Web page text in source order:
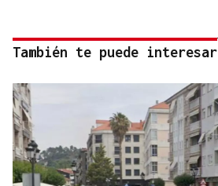
También te puede interesar